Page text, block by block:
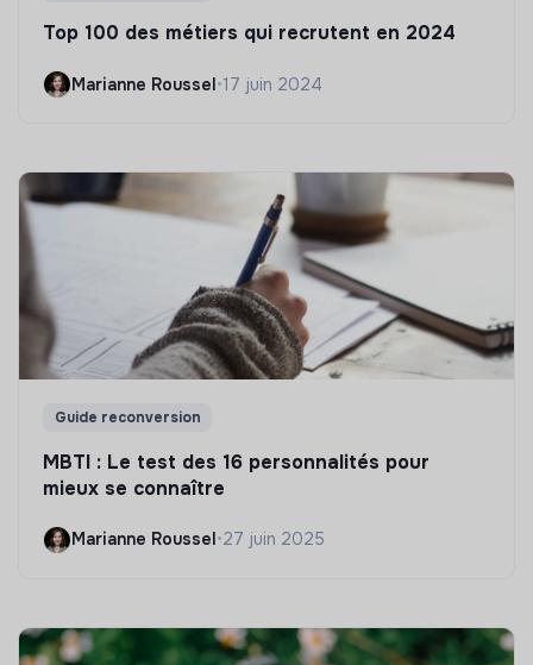
Top 100 des métiers qui recrutent en 2024
Marianne Roussel•17 juin 2024
Guide reconversion
MBTI : Le test des 16 personnalités pour
mieux se connaître
Marianne Roussel •27 juin 2025